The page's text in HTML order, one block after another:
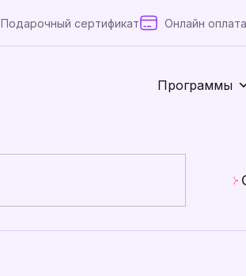
Подарочный сертификат Онлайн оплата
Программы